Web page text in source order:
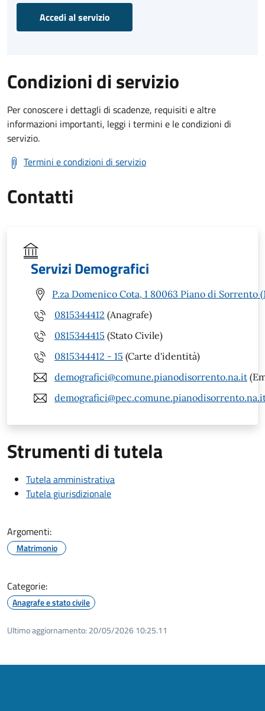
Accedi al servizio
Condizioni di servizio
Per conoscere i dettagli di scadenze, requisiti e altre
informazioni importanti, leggi i termini e le condizioni di
servizio.
Termini e condizioni di servizio
Contatti
Servizi Demografici
P.za Domenico Cota, 1 80063 Piano di Sorrento
0815344412 (Anagrafe)
0815344415 (Stato Civile)
0815344412 - 15 (Carte d'identità)
demografici@comune.pianodisorrento.na.it
Strumenti di tutela
Tutela amministrativa
Tutela giurisdizionale
Argomenti:
Matrimonio
Categorie:
Anagrafe e stato civile
Ultimo aggiornamento: 20/05/2026 10:25.11